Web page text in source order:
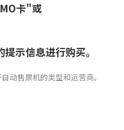
卡"或
示信息进行购买。
动售票机的类型和运营商。